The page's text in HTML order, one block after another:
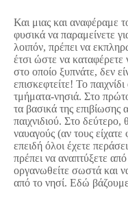
Και μιας και αναφέραμε
φυσικά να παραμείνετε
λοιπόν, πρέπει να
έτσι ώστε να καταφέρετε
στο οποίο ξυπνάτε, δεν
επισκεφτείτε! Το
τμήματα-νησιά. Στο
τα βασικά της επιβίωσης
παιχνιδιού. Στο
ναυαγούς (αν τους είχατε
επειδή όλοι έχετε
πρέπει να αναπτύξετε
οργανωθείτε σωστά και
από το νησί. Εδώ